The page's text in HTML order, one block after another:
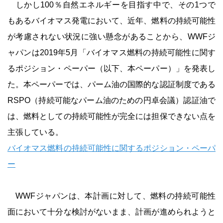
しかし100％自然エネルギーを目指す中で、その1つで
もあるバイオマス発電において、近年、燃料の持続可能性
が考慮されない状況に強い懸念があることから、WWFジ
ャパンは2019年5月「バイオマス燃料の持続可能性に関す
るポジション・ペーパー（以下、本ペーパー）」を発表し
た。本ペーパーでは、パーム油の国際的な認証制度である
RSPO（持続可能なパーム油のための円卓会議）認証油で
は、燃料としての持続可能性が完全には担保できない点を
主張している。
バイオマス燃料の持続可能性に関するポジション・ペーパ
ー
WWFジャパンは、本計画に対して、燃料の持続可能性
面において十分な検討がないまま、計画が進められようと